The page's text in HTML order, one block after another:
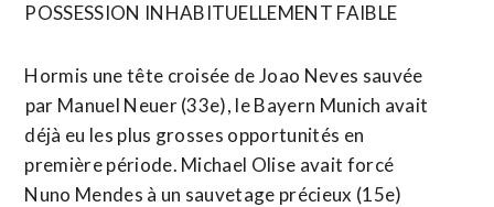
POSSESSION INHABITUELLEMENT FAIBLE
Hormis une tête croisée de Joao Neves sauvée
⁠par Manuel Neuer (33e), le Bayern Munich avait
déjà eu les plus grosses opportunités en
première période. Michael Olise avait ​forcé
Nuno Mendes à un ​sauvetage précieux (15e)